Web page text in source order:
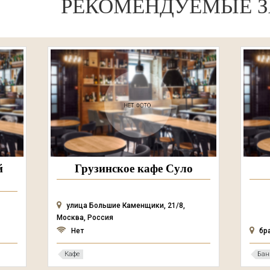
РЕКОМЕНДУЕМЫЕ
Грузинское кафе Суло
улица Большие Каменщики, 21/8,
Москва, Россия
Нет
Кафе